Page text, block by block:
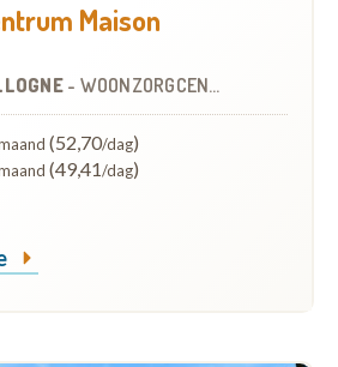
Maison
- WOONZORGCENTRUM (WZC)
(52,70/dag)
(49,41/dag)